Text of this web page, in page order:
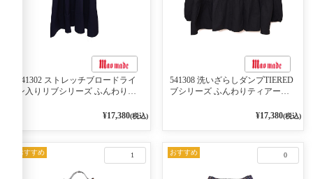
541302 ストレッチブロードライ
ン入りリブシリーズ ふんわりス
¥17,380(税込)
541308 洗いざらしダンプTIERED
ブシリーズ ふんわりティアード
¥17,380(税込)
1
おすすめ 0
おすすめ